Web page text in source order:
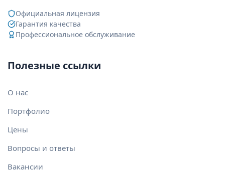
Официальная лицензия
Гарантия качества
Профессиональное обслуживание
Полезные ссылки
О нас
Портфолио
Цены
Вопросы и ответы
Вакансии